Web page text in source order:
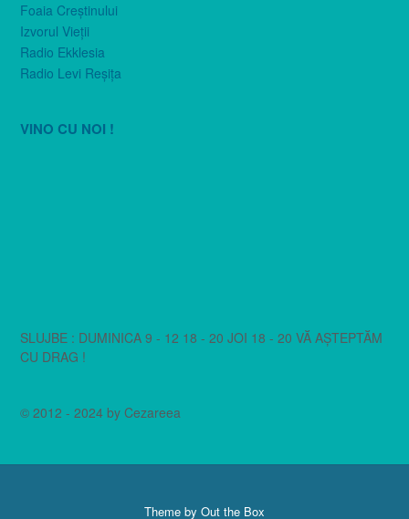
Foaia Creştinului
Izvorul Vieţii
Radio Ekklesia
Radio Levi Reşiţa
VINO CU NOI !
SLUJBE : DUMINICA 9 - 12 18 - 20 JOI 18 - 20 VĂ AȘTEPTĂM
CU DRAG !
© 2012 - 2024 by Cezareea
Theme by Out the Box